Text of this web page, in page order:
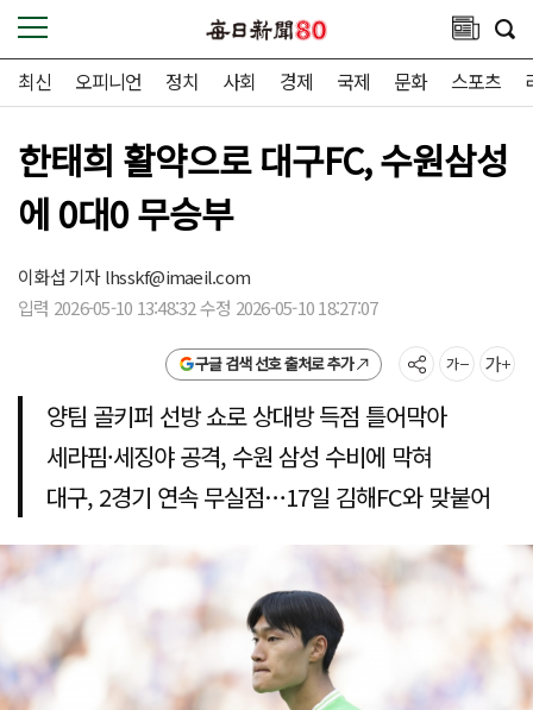
최신 오피니언 정치 사회 경제 국제 문화 스포츠
한태희 활약으로 대구FC, 수원삼성
에 0대0 무승부
이화섭 기자lhsskf@imaeil.com
입력 2026-05-10 13:48:32 수정 2026-05-10 18:27:07
구글 검색 선호 출처로 추가
양팀 골키퍼 선방 쇼로 상대방 득점 틀어막아
세라핌·세징야 공격, 수원 삼성 수비에 막혀
대구, 2경기 연속 무실점…17일 김해FC와 맞붙어